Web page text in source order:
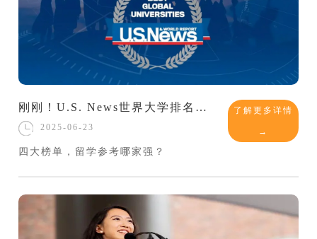
刚刚！U.S. News世界大学排名出炉，如何精准配置自己的“全球选校清单”？ 了解更多详情
→
2025-06-23
四大榜单，留学参考哪家强？